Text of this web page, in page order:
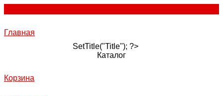
Главная
SetTitle("Title"); ?>
Каталог
Корзина